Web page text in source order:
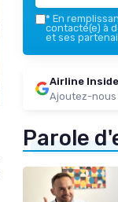
* En
contacté(e) à
et ses
Airline
Ajoutez-nous
Parole